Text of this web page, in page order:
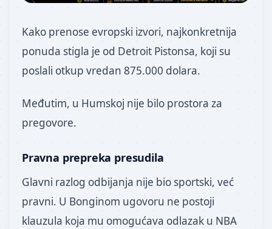
Kako prenose evropski izvori, najkonkretnija
ponuda stigla je od Detroit Pistonsa, koji su
poslali otkup vredan 875.000 dolara.
Međutim, u Humskoj nije bilo prostora za
pregovore.
Pravna prepreka presudila
Glavni razlog odbijanja nije bio sportski, već
pravni. U Bonginom ugovoru ne postoji
klauzula koja mu omogućava odlazak u NBA